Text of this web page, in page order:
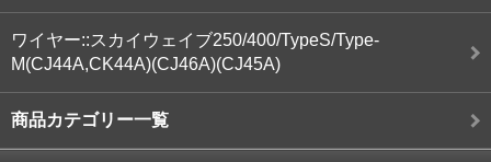
ワイヤー::スカイウェイブ250/400/TypeS/Type-
M(CJ44A,CK44A)(CJ46A)(CJ45A)
商品カテゴリー一覧